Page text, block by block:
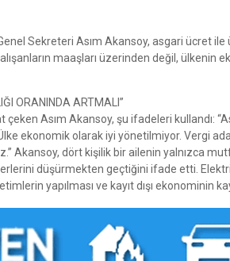
Sekreteri Asım Akansoy, asgari ücret
maaşları üzerinden değil, ülkenin
ORANINDA ARTMALI”
çeken Asım Akansoy, şu ifadeleri kullandı:
Ülke ekonomik olarak iyi yönetilmiyor. Vergi
Akansoy, dört kişilik bir ailenin yalnızca
düşürmekten geçtiğini ifade etti.
yapılması ve kayıt dışı ekonominin